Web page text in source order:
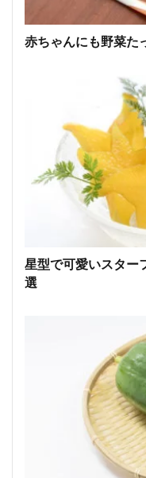
赤ちゃんにも野菜た
星型で可愛いスター
選